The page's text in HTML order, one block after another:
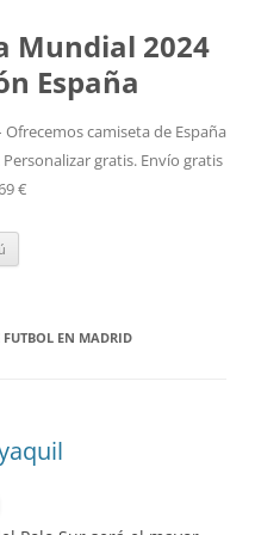
Mundial 2024
España
camiseta de España
gratis. Envío gratis
€
FUTBOL EN MADRID